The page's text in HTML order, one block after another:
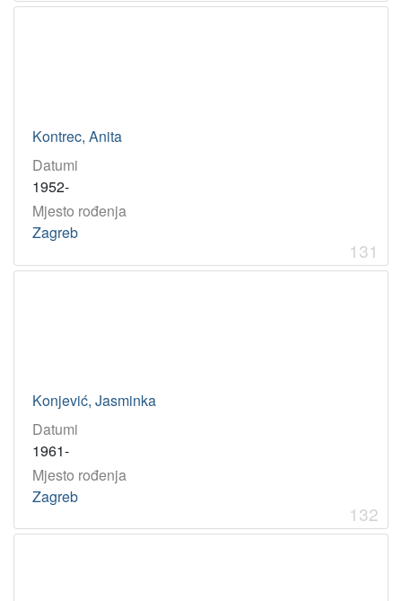
Kontrec, Anita
Datumi
1952-
Mjesto rođenja
Zagreb
131
Konjević, Jasminka
Datumi
1961-
Mjesto rođenja
Zagreb
132